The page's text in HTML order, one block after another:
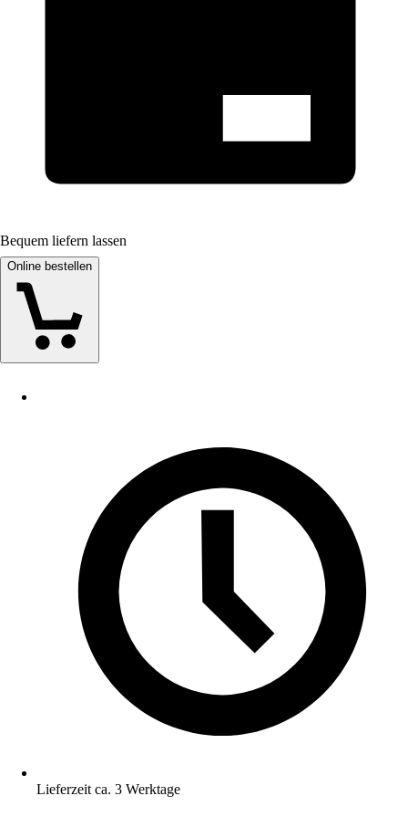
Bequem liefern lassen
Online bestellen
Lieferzeit ca. 3 Werktage